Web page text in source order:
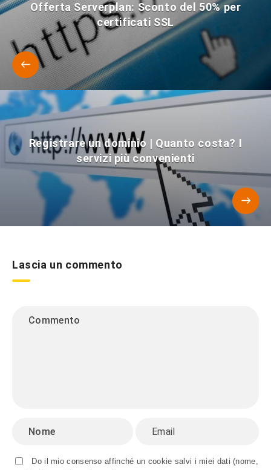
Offerta Serverplan: Sconto del 50% per
certificati SSL
Registrare un dominio | Quanto costa? I
servizi più convenienti
Lascia un commento
Do il mio consenso affinché un cookie salvi i miei dati (nome,